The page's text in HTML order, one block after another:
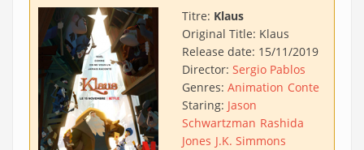
Titre: Klaus
Original Title: Klaus
Release date: 15/11/2019
Director: Sergio Pablos
Genres: Animation Conte
Staring: Jason
Schwartzman Rashida
Jones J.K. Simmons